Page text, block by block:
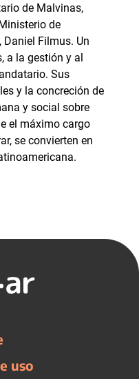
de Malvinas,
de
Daniel Filmus. Un
a la gestión y al
Sus
y la concreción de
y social sobre
el máximo cargo
se convierten en
uso